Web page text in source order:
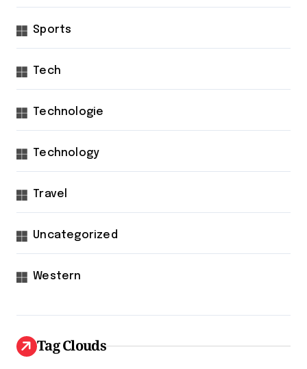
Sports
Tech
Technologie
Technology
Travel
Uncategorized
Western
Tag Clouds